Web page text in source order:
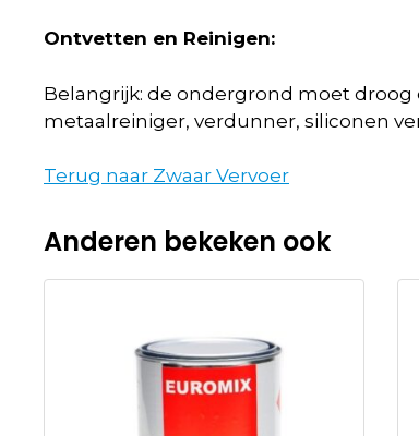
Ontvetten en Reinigen:
Belangrijk: de ondergrond moet droog
metaalreiniger, verdunner, siliconen
Terug naar Zwaar Vervoer
Anderen bekeken ook